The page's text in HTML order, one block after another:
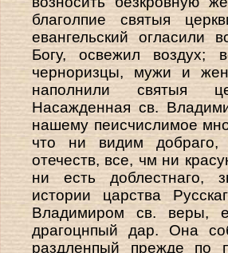
благолпие святыя
евангельский огласили
Богу, освежил воздух;
черноризцы, мужи и
наполнили святыя
Насажденная св.
нашему пеисчислимое
что ни видим
отечеств, все, чм ни
ни есть доблестнаго,
истории царства
Владимиром св. веры,
драгоцнпый дар. Она
раздленпый прежде по